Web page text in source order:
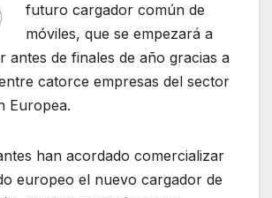
futuro cargador común de
móviles, que se empezará a
antes de finales de año gracias a
catorce empresas del sector
Europea.
han acordado comercializar
europeo el nuevo cargador de